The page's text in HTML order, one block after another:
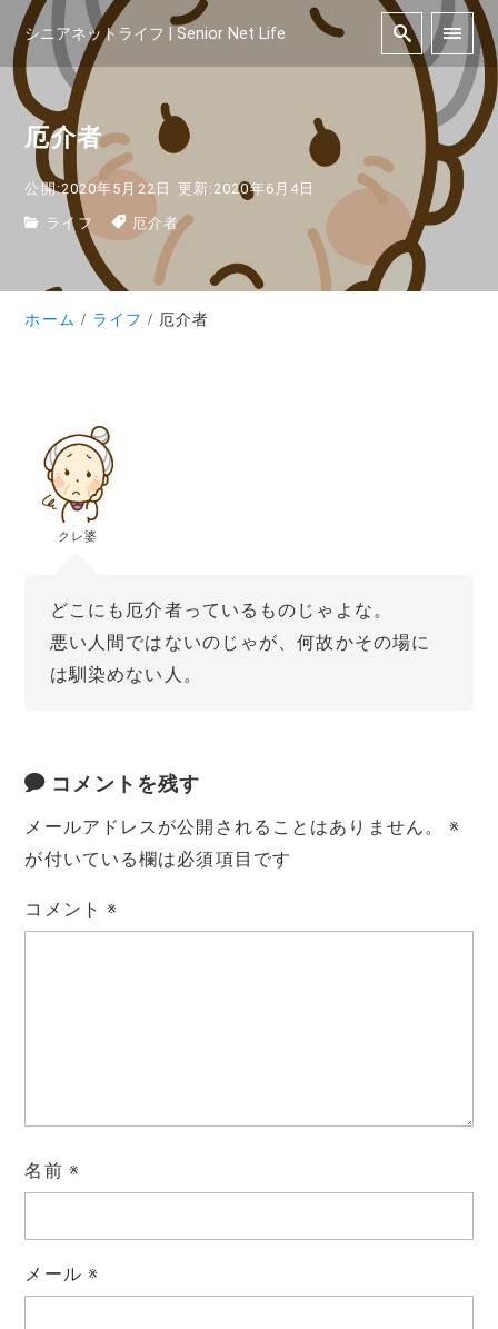
シニアネットライフ | Senior Net Life
厄介者
公開:2020年5月22日 更新:2020年6月4日
ライフ 厄介者
ホーム ライフ 厄介者
クレ婆
どこにも厄介者っているものじゃよな。
悪い人間ではないのじゃが、何故かその場に
は馴染めない人。
コメントを残す
メールアドレスが公開されることはありません。
※
が付いている欄は必須項目です
コメント※
名前 ※
メール ※